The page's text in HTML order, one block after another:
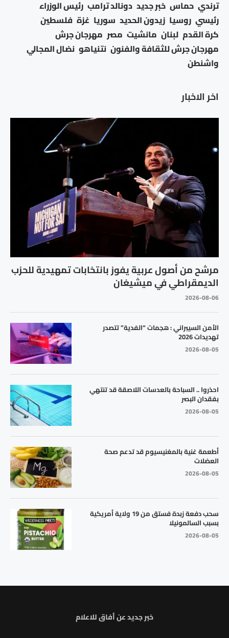
اخر الاخبار
مرشح من أصول عربية يفوز بانتخابات تمهيدية للحزب
الديمقراطي في ميشيغان
2026-08-06
الأمن السيبراني : هجمات “الفدية” تتصدر
تهديدات 2026
2026-08-05
احذروا .. السباحة بالعدسات اللاصقة قد تنتهي
بفقدان البصر
2026-08-05
أطعمة غنية بالمغنيسيوم قد تدعم صحة
العضلات
2026-08-05
سحب دفعة زبدة فستق من 19 ولاية أمريكية
بسبب السالمونيلا
2026-08-05
ترندي حماس خبر جديد دونالد ترامب رئيس الوزراء
رئيسي روسيا زيدون الحديد سوريا غزة فلسطين
كرة القدم لبنان مانشيت مصر مهرجان جرش
مهرجان جرش للثقافة والفنون نتنياهو نضال المجالي
واشنطن
خبر جديد عن أفاق للاعلام